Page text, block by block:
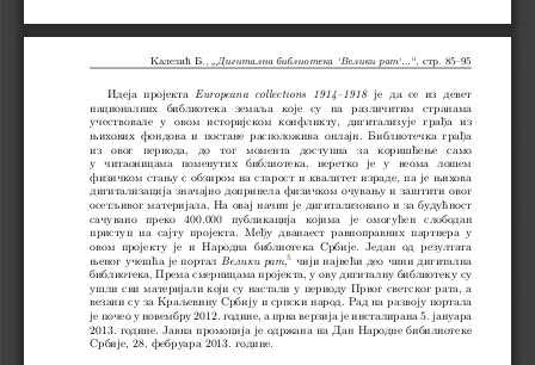
Калезић Б., „Дигитална библиотека ‘Велики рат‘...“, стр. 85–95
Идеjа проjекта Europeana collections 1914–1918
jе да се из девет
националних библиотека земаља коjе су на различитим странама
учествовале у овом историjском конфликту, дигитализуjе грађа из
њихових фондова и постане расположива онлаjн. Библиотечка грађа
из  овог  периода,  до  тог  момента  доступна  за  коришћење  само
у читаоницама поменутих библиотека, неретко je у веома лошем
физичком стању с обзиром на старост и квалитет израде, па jе њихова
дигитализациjа значаjно допринела физичком очувању и заштити овог
осетљивог материjала. На оваj начин jе дигитализовано и за будућност
сачувано  преко  400.000  публикациjа  коjима  jе  омогућен  слободан
приступ на саjту проjекта. Међу дванаест равноправних партнера у
овом проjекту jе и Народна библиотека Србиjе. Jедан од резултата
њеног учешћа jе портал Велики рат,5 чиjи наjвећи део чини дигитална
библиотека. Према смерницама проjекта, у ову дигиталну библиотеку су
ушли сви материjали коjи су настали у периоду Првог светског рата, а
везани су за Краљевину Србиjу и српски народ. Рад на развоjу портала
jе почео у новембру 2012. године, а прва верзиjа jе инсталирана 5. jануара
2013. године. Jавна промоциjа jе одржана на Дан Народне бибилиотеке
Србиjе, 28. фебруара 2013. године.